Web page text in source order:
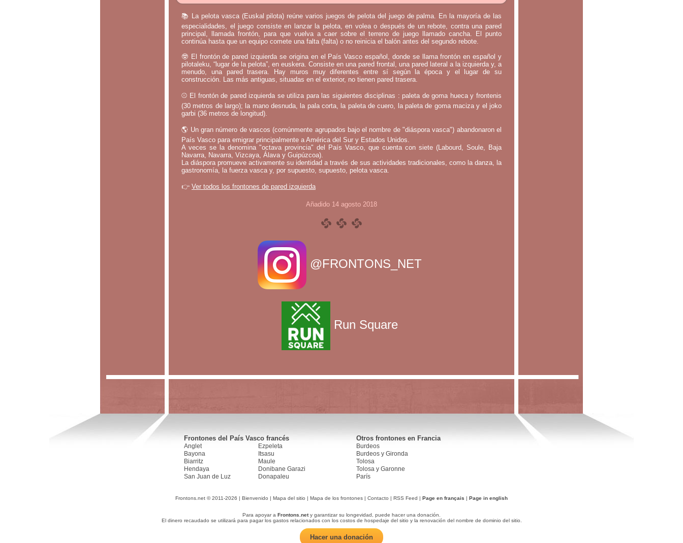
📚 La pelota vasca (Euskal pilota) reúne varios juegos de pelota del juego de palma. En la mayoría de las
especialidades, el juego consiste en lanzar la pelota, en volea o después de un rebote, contra una pared
principal, llamada frontón, para que vuelva a caer sobre el terreno de juego llamado cancha. El punto
continúa hasta que un equipo comete una falta (falta) o no reinicia el balón antes del segundo rebote.
🤓 El frontón de pared izquierda se origina en el País Vasco español, donde se llama frontón en español y
pilotaleku, “lugar de la pelota”, en euskera. Consiste en una pared frontal, una pared lateral a la izquierda y, a
menudo, una pared trasera. Hay muros muy diferentes entre sí según la época y el lugar de su
construcción. Las más antiguas, situadas en el exterior, no tienen pared trasera.
⚾ El frontón de pared izquierda se utiliza para las siguientes disciplinas : paleta de goma hueca y frontenis
(30 metros de largo); la mano desnuda, la pala corta, la paleta de cuero, la paleta de goma maciza y el joko
garbi (36 metros de longitud).
🌎 Un gran número de vascos (comúnmente agrupados bajo el nombre de "diáspora vasca") abandonaron el
País Vasco para emigrar principalmente a América del Sur y Estados Unidos.
A veces se la denomina "octava provincia" del País Vasco, que cuenta con siete (Labourd, Soule, Baja
Navarra, Navarra, Vizcaya, Álava y Guipúzcoa).
La diáspora promueve activamente su identidad a través de sus actividades tradicionales, como la danza, la
gastronomía, la fuerza vasca y, por supuesto, supuesto, pelota vasca.
👉 Ver todos los frontones de pared izquierda
Añadido 14 agosto 2018
@FRONTONS_NET
Run Square
Frontones del País Vasco francés
Anglet
Bayona
Biarritz
Hendaya
San Juan de Luz
Ezpeleta
Itsasu
Maule
Donibane Garazi
Donapaleu
Otros frontones en Francia
Burdeos
Burdeos y Gironda
Tolosa
Tolosa y Garonne
París
Frontons.net © 2011-2026 | Bienvenido | Mapa del sitio | Mapa de los frontones | Contacto | RSS Feed | Page en français | Page in english
Para apoyar a Frontons.nety garantizar su longevidad, puede hacer una donación.
El dinero recaudado se utilizará para pagar los gastos relacionados con los costos de hospedaje del sitio y la renovación del nombre de dominio del sitio.
Hacer una donación